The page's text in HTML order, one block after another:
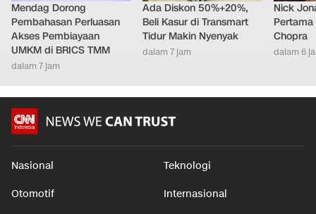
Mendag Dorong
Pembahasan Perluasan
Akses Pembiayaan
UMKM di BRICS TMM
dalam 7 jam
Ada Diskon 50%+20%,
Beli Kasur di Transmart
Tidur Makin Nyenyak
dalam 7 jam
Nick
Chopra
dalam 6
Nasional Teknologi
Otomotif Internasional